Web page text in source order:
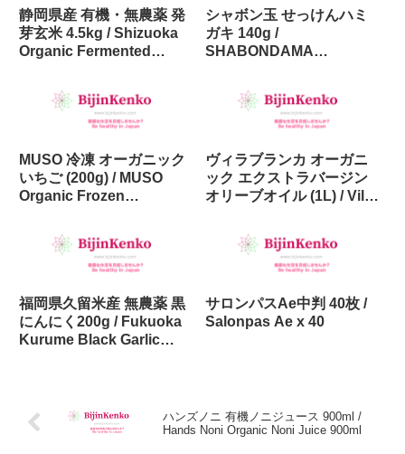
静岡県産 有機・無農薬 発
芽玄米 4.5kg / Shizuoka
Organic Fermented
シャボン玉 せっけんハミ
ガキ 140g /
SHABONDAMA
MUSO 冷凍 オーガニック
いちご (200g) / MUSO
Organic Frozen
Japan
ヴィラブランカ オーガニ
ック エクストラバージン
オリーブオイル (1L) / Villa
Oil (1L) in Japan
福岡県久留米産 無農薬 黒
にんにく200g / Fukuoka
Kurume Black Garlic
サロンパスAe中判 40枚 /
Salonpas Ae x 40
ハンズノニ 有機ノニジュース 900ml /
Hands Noni Organic Noni Juice 900ml